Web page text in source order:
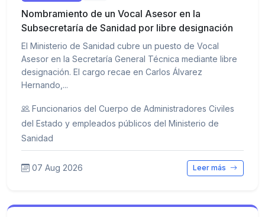
Nombramiento de un Vocal Asesor en la
Subsecretaría de Sanidad por libre designación
El Ministerio de Sanidad cubre un puesto de Vocal
Asesor en la Secretaría General Técnica mediante libre
designación. El cargo recae en Carlos Álvarez
Hernando,...
Funcionarios del Cuerpo de Administradores Civiles
del Estado y empleados públicos del Ministerio de
Sanidad
07 Aug 2026 Leer más